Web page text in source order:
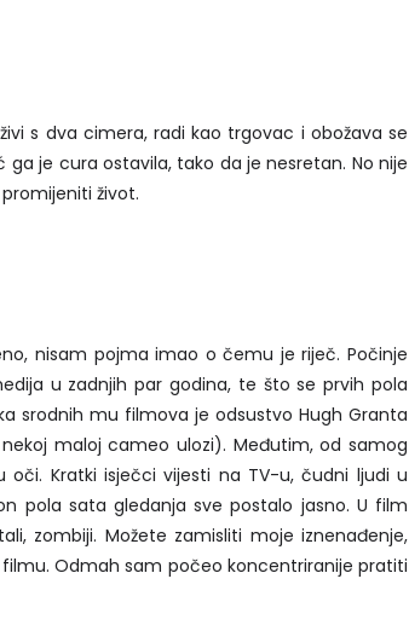
s dva cimera, radi kao trgovac i obožava se
je cura ostavila, tako da je nesretan. No nije
život.
nisam pojma imao o čemu je riječ. Počinje
u zadnjih par godina, te što se prvih pola
srodnih mu filmova je odsustvo Hugh Granta
maloj cameo ulozi). Međutim, od samog
Kratki isječci vijesti na TV-u, čudni ljudi u
pola sata gledanja sve postalo jasno. U film
zombiji. Možete zamisliti moje iznenađenje,
Odmah sam počeo koncentriranije pratiti